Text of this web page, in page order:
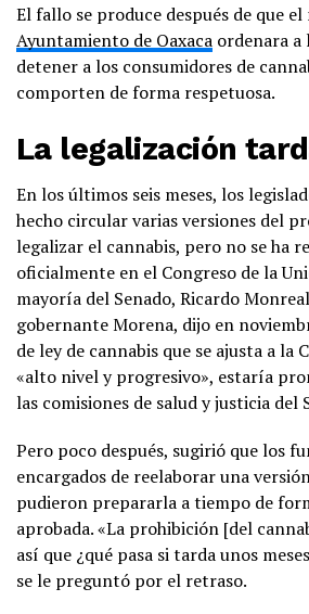
La@SCJNsigue
criminales a las personas
posesión de cannabis 👉🏽
https://t.co/AqaikHwmhP
pic.twitter.com/
— México Unido
2022
El fallo se produce después de que el
Ayuntamiento de Oaxaca ordenara a
detener a los consumidores de
comporten de forma respetuosa.
La legalización
En los últimos seis meses, los
hecho circular varias versiones del
legalizar el cannabis, pero no se ha
oficialmente en el Congreso de la
mayoría del Senado, Ricardo
gobernante Morena, dijo en
de ley de cannabis que se ajusta a la
«alto nivel y progresivo», estaría
las comisiones de salud y justicia del
Pero poco después, sugirió que los
encargados de reelaborar una
pudieron prepararla a tiempo de
aprobada. «La prohibición [del
así que ¿qué pasa si tarda unos
se le preguntó por el retraso.